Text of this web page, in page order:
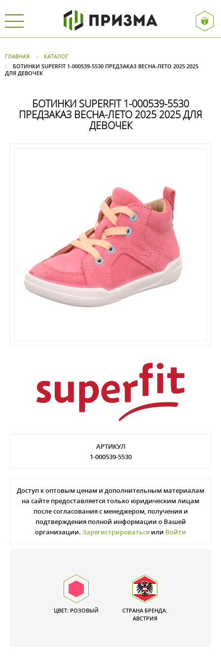
ГЛАВНАЯ
КАТАЛОГ
БОТИНКИ SUPERFIT 1-000539-5530 ПРЕДЗАКАЗ ВЕСНА-ЛЕТО 2025 2025
ДЛЯ ДЕВОЧЕК
БОТИНКИ SUPERFIT 1-000539-5530
ПРЕДЗАКАЗ ВЕСНА-ЛЕТО 2025 2025 ДЛЯ
ДЕВОЧЕК
АРТИКУЛ
1-000539-5530
Доступ к оптовым ценам и дополнительным материалам
на сайте предоставляется только юридическим лицам
после согласования с менеджером, получения и
подтверждения полной информации о Вашей
организации. Зарегистрироваться или Войти
ЦВЕТ: РОЗОВЫЙ
СТРАНА БРЕНДА:
АВСТРИЯ